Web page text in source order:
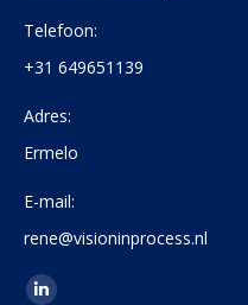
Telefoon:
+31 649651139
Adres:
Ermelo
E-mail:
rene@visioninprocess.nl
Vind ons op: